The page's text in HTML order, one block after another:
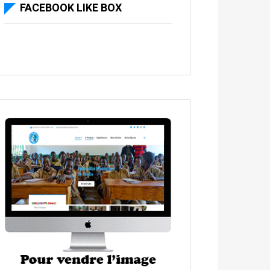
FACEBOOK LIKE BOX